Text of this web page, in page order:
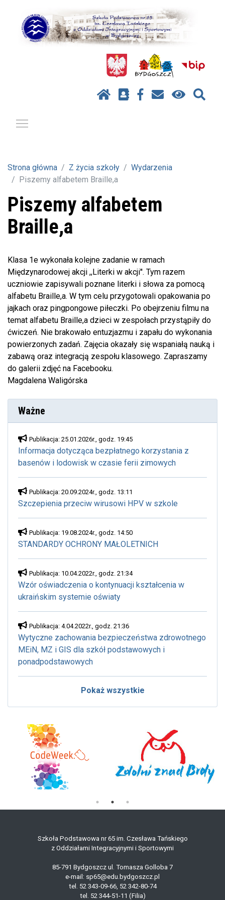
Strona główna Z życia szkoły
Wydarzenia
Piszemy alfabetem Braille,a
Piszemy alfabetem
Braille,a
Klasa 1e wykonała kolejne zadanie w ramach
Międzynarodowej akcji ,,Literki w akcji''. Tym razem
uczniowie zapisywali poznane literki i słowa za pomocą
alfabetu Braille,a. W tym celu przygotowali opakowania po
jajkach oraz pingpongowe piłeczki. Po obejrzeniu filmu na
temat alfabetu Braille,a dzieci w zespołach przystąpiły do
ćwiczeń. Nie brakowało entuzjazmu i zapału do wykonania
powierzonych zadań. Zajęcia okazały się wspaniałą nauką i
zabawą oraz integracją zespołu klasowego. Zapraszamy
do galerii zdjęć na Facebooku.
Magdalena Waligórska
Ważne
Publikacja: 25.01.2026r., godz. 19:45
Informacja dotycząca bezpłatnego korzystania z
basenów i lodowisk w czasie ferii zimowych
Publikacja: 20.09.2024r., godz. 13:11
Szczepienia przeciw wirusowi HPV w szkole
Publikacja: 19.08.2024r., godz. 14:50
STANDARDY OCHRONY MAŁOLETNICH
Publikacja: 10.04.2022r., godz. 21:34
Wzór oświadczenia o kontynuacji kształcenia w
ukraińskim systemie oświaty
Publikacja: 4.04.2022r., godz. 21:36
Wytyczne zachowania bezpieczeństwa zdrowotnego
MEiN, MZ i GIS dla szkół podstawowych i
ponadpodstawowych
Pokaż wszystkie
Szkoła Podstawowa nr 65 im. Czesława Tańskiego
z Oddziałami Integracyjnymi i Sportowymi
85-791 Bydgoszcz ul. Tomasza Golloba 7
e-mail: sp65@edu.bydgoszcz.pl
tel. 52 343-09-66, 52 342-80-74
tel. 52 344-51-11 (Filia)